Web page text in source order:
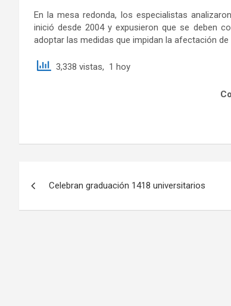
En la mesa redonda, los especialistas
inició desde 2004 y expusieron que se deben
adoptar las medidas que impidan la afectación
3,338 vistas, 1 hoy
Celebran graduación 1418 universitarios